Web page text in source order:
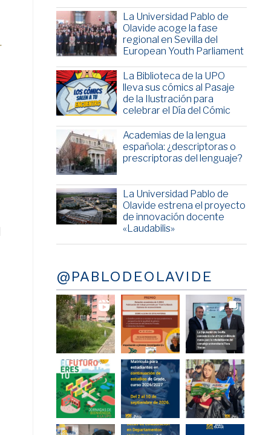
La Universidad Pablo de
Olavide acoge la fase
regional en Sevilla del
European Youth Parliament
La Biblioteca de la UPO
lleva sus cómics al Pasaje
de la Ilustración para
celebrar el Día del Cómic
Academias de la lengua
española: ¿descriptoras o
prescriptoras del lenguaje?
La Universidad Pablo de
Olavide estrena el proyecto
de innovación docente
«Laudabilis»
@PABLODEOLAVIDE